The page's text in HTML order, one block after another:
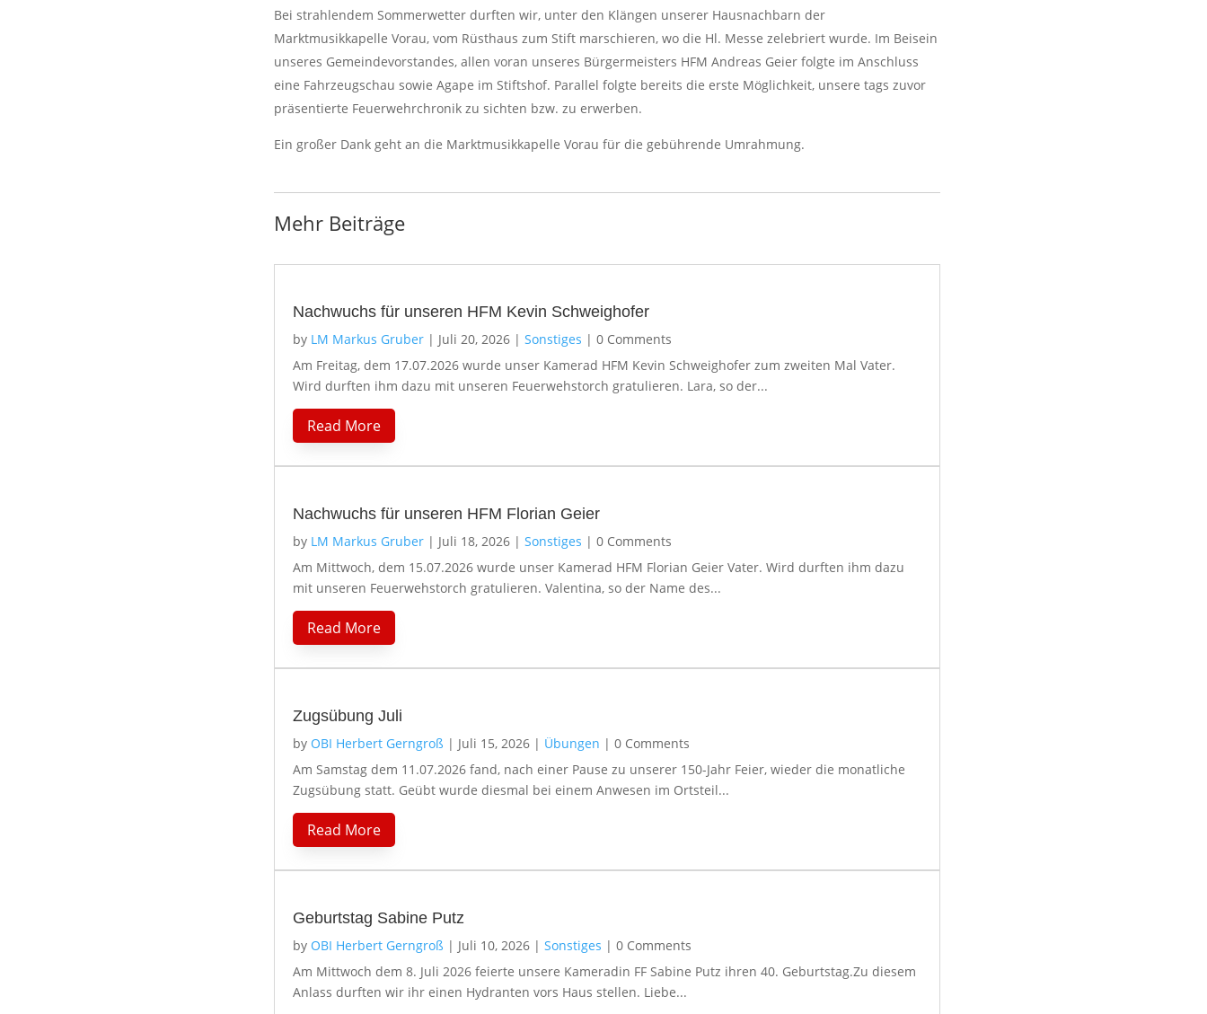
Bei strahlendem Sommerwetter durften wir, unter den Klängen unserer Hausnachbarn der
Marktmusikkapelle Vorau, vom Rüsthaus zum Stift marschieren, wo die Hl. Messe zelebriert wurde. Im Beisein
unseres Gemeindevorstandes, allen voran unseres Bürgermeisters HFM Andreas Geier folgte im Anschluss
eine Fahrzeugschau sowie Agape im Stiftshof. Parallel folgte bereits die erste Möglichkeit, unsere tags zuvor
präsentierte Feuerwehrchronik zu sichten bzw. zu erwerben.
Ein großer Dank geht an die Marktmusikkapelle Vorau für die gebührende Umrahmung.
Mehr Beiträge
Nachwuchs für unseren HFM Kevin Schweighofer
by LM Markus Gruber | Juli 20, 2026 | Sonstiges | 0 Comments
Am Freitag, dem 17.07.2026 wurde unser Kamerad HFM Kevin Schweighofer zum zweiten Mal Vater.
Wird durften ihm dazu mit unseren Feuerwehstorch gratulieren. Lara, so der...
Read More
Nachwuchs für unseren HFM Florian Geier
by LM Markus Gruber | Juli 18, 2026 | Sonstiges | 0 Comments
Am Mittwoch, dem 15.07.2026 wurde unser Kamerad HFM Florian Geier Vater. Wird durften ihm dazu
mit unseren Feuerwehstorch gratulieren. Valentina, so der Name des...
Read More
Zugsübung Juli
by OBI Herbert Gerngroß | Juli 15, 2026 | Übungen | 0 Comments
Am Samstag dem 11.07.2026 fand, nach einer Pause zu unserer 150-Jahr Feier, wieder die monatliche
Zugsübung statt. Geübt wurde diesmal bei einem Anwesen im Ortsteil...
Read More
Geburtstag Sabine Putz
by OBI Herbert Gerngroß | Juli 10, 2026 | Sonstiges | 0 Comments
Am Mittwoch dem 8. Juli 2026 feierte unsere Kameradin FF Sabine Putz ihren 40. Geburtstag.Zu diesem
Anlass durften wir ihr einen Hydranten vors Haus stellen. Liebe...